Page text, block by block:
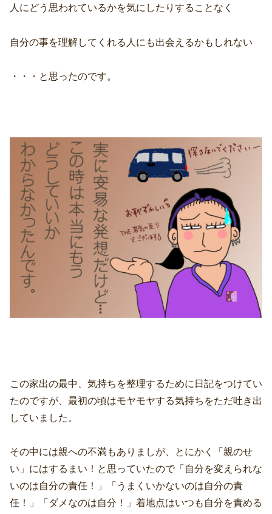
人にどう思われているかを気にしたりすることなく
自分の事を理解してくれる人にも出会えるかもしれない
・・・と思ったのです。
この家出の最中、気持ちを整理するために日記をつけてい
たのですが、最初の頃はモヤモヤする気持ちをただ吐き出
していました。
その中には親への不満もありましが、とにかく「親のせ
い」にはするまい！と思っていたので「自分を変えられな
いのは自分の責任！」「うまくいかないのは自分の責
任！」「ダメなのは自分！」着地点はいつも自分を責める